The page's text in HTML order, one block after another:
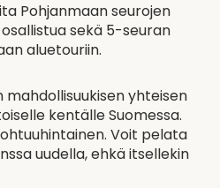
Pohjanmaan seurojen
sekä 5-seuran
aluetouriin.
yhteisen
kentälle Suomessa.
Voit pelata
uudella, ehkä itsellekin